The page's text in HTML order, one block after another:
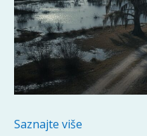
Saznajte više